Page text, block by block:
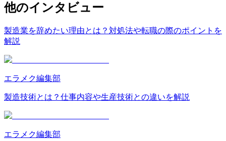
他のインタビュー
製造業を辞めたい理由とは？対処法や転職の際のポイントを
解説
エラメク編集部
製造技術とは？仕事内容や生産技術との違いを解説
エラメク編集部